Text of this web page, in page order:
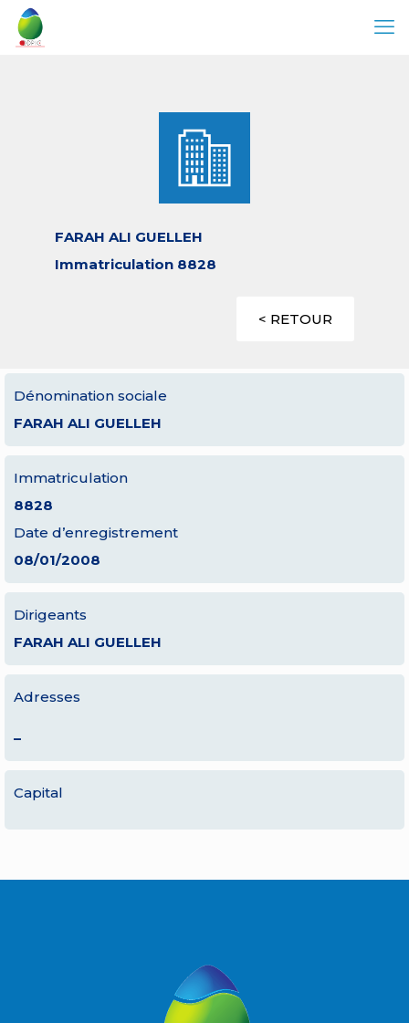
FARAH ALI GUELLEH
Immatriculation 8828
< RETOUR
Dénomination sociale
FARAH ALI GUELLEH
Immatriculation
8828
Date d’enregistrement
08/01/2008
Dirigeants
FARAH ALI GUELLEH
Adresses
–
Capital